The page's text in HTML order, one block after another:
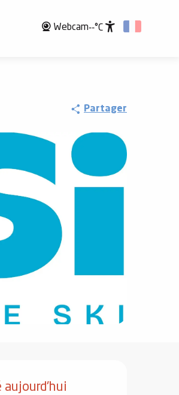
Webcam--°C
Partager
et coordonnées
aujourd'hui